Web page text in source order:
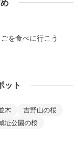
を食べに行こう
ット
木
吉野山の桜
址公園の桜